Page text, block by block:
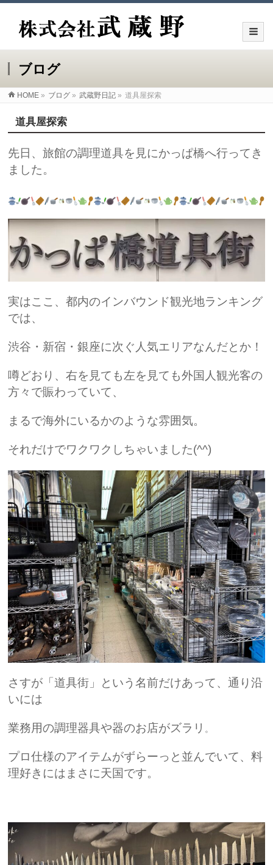
ブログ
HOME » ブログ » 武蔵野日記 » 道具屋探索
道具屋探索
先日、旅館の調理道具を見にかっぱ橋へ行ってき
ました。
実はここ、都内のインバウンド観光地ランキング
では、
渋谷・新宿・銀座に次ぐ人気エリ アなんだとか！
噂どおり、右を見ても左を見ても外国人観光客の
方々で賑わっていて、
まるで海外にいるかのような雰囲気。
それだけでワクワクしちゃいました(^^)
さすが「道具街」という名前だけあって、通り沿
いには
業務用の調理器具や器のお店がズラリ 。
プロ仕様のアイテムがずらーっと並んでいて、料
理好きにはまさに天国です。